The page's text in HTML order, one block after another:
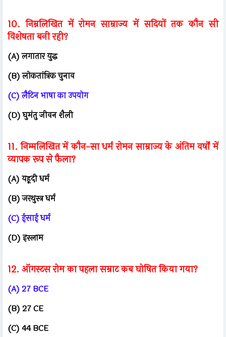
10. निम्नलिखित में रोमन साम्राज्य में सदियों तक कौन सी
विशेषता बनी रही?
(A) लगातार युद्ध
(B) लोकतांत्रिक चुनाव
(C) लैटिन भाषा का उपयोग
(D) घुमंतु जीवन शैली
11. निम्मलिखित में कौन-सा धर्म रोमन साम्राज्य के अंतिम वर्षों में
व्यापक रूप से फैला?
(A) यहूदी धर्म
(B) जरथुस्त्र धर्म
(C) ईसाई धर्म
(D) इस्लाम
12. ऑगस्टस रोम का पहला सम्राट कब घोषित किया गया?
(A) 27 BCE
(B) 27 CE
(C) 44 BCE